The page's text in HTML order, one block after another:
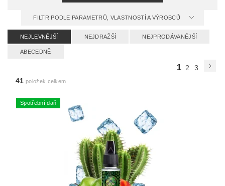
FILTR PODLE PARAMETRŮ, VLASTNOSTÍ A VÝROBCŮ
NEJLEVNĚJŠÍ NEJDRAŽŠÍ NEJPRODÁVANĚJŠÍ
ABECEDNĚ
1 2
3
41 položek celkem
Spotřební daň